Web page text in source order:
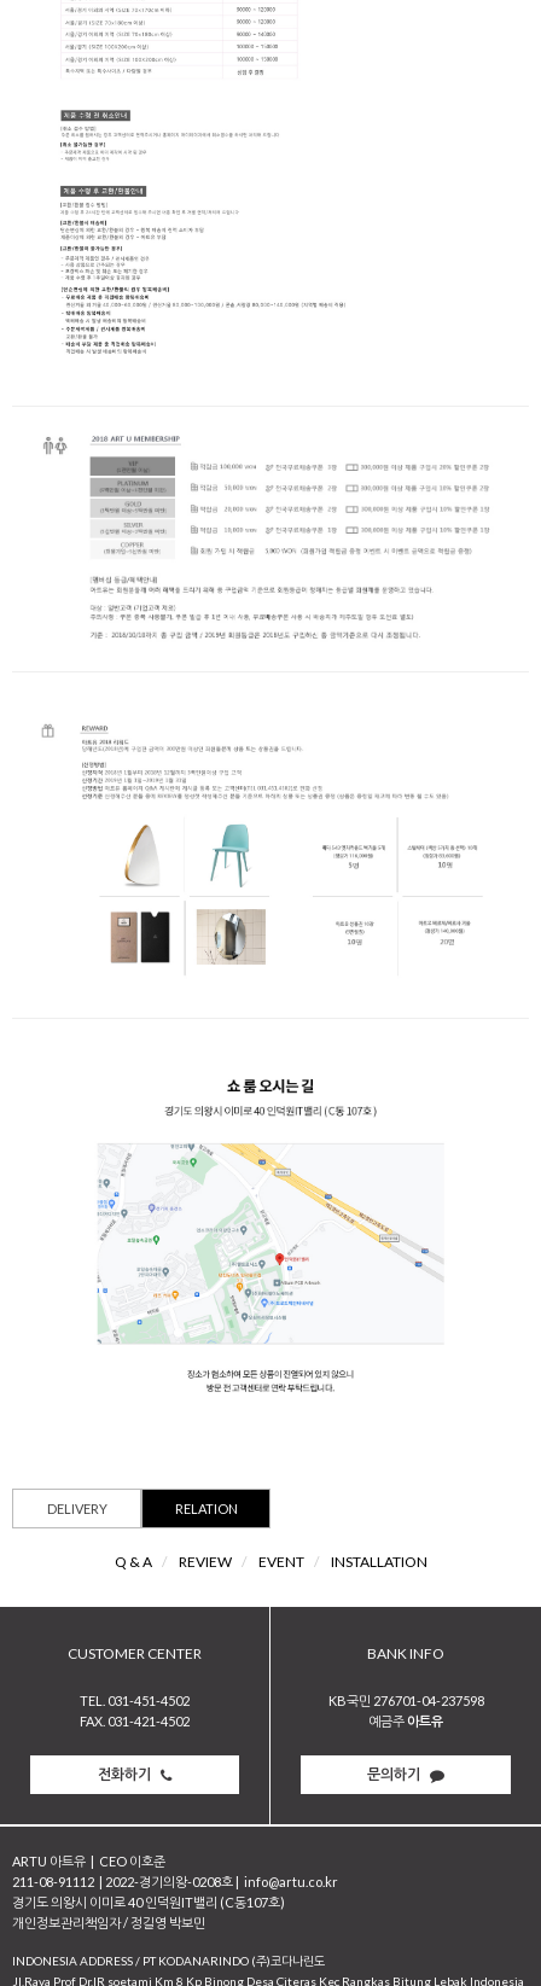
DELIVERY RELATION
Q & A / REVIEW / EVENT / INSTALLATION
CUSTOMER CENTER
TEL. 031-451-4502
FAX. 031-421-4502
전화하기
BANK INFO
KB국민 276701-04-237598
예금주 아트유
문의하기
ARTU 아트유
CEO 이호준
211-08-91112
2022-경기의왕-0208호
info@artu.co.kr
경기도 의왕시 이미로 40 인덕원IT밸리 (C동107호)
개인정보관리책임자 / 정길영 박보민
INDONESIA ADDRESS / PT KODANARINDO (주)코다나린도
JI.Raya Prof Dr.IR soetami Km 8 Kp Binong Desa Citeras Kec Rangkas Bitung Lebak Indonesia